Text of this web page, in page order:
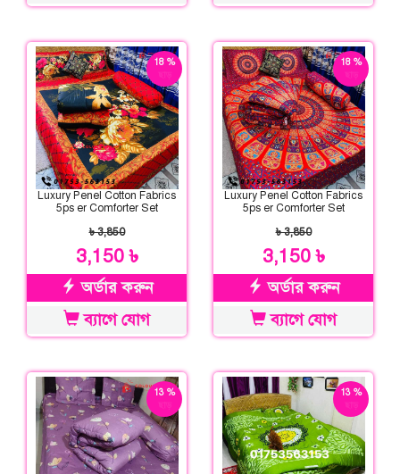
18 %
Luxury Penel Cotton Fabrics
5ps er Comforter Set
৳ 3,850
3,150 ৳
অর্ডার করুন
ব্যাগে যোগ
18 %
Luxury Penel Cotton Fabrics
5ps er Comforter Set
৳ 3,850
3,150 ৳
অর্ডার করুন
ব্যাগে যোগ
13 %
13 %